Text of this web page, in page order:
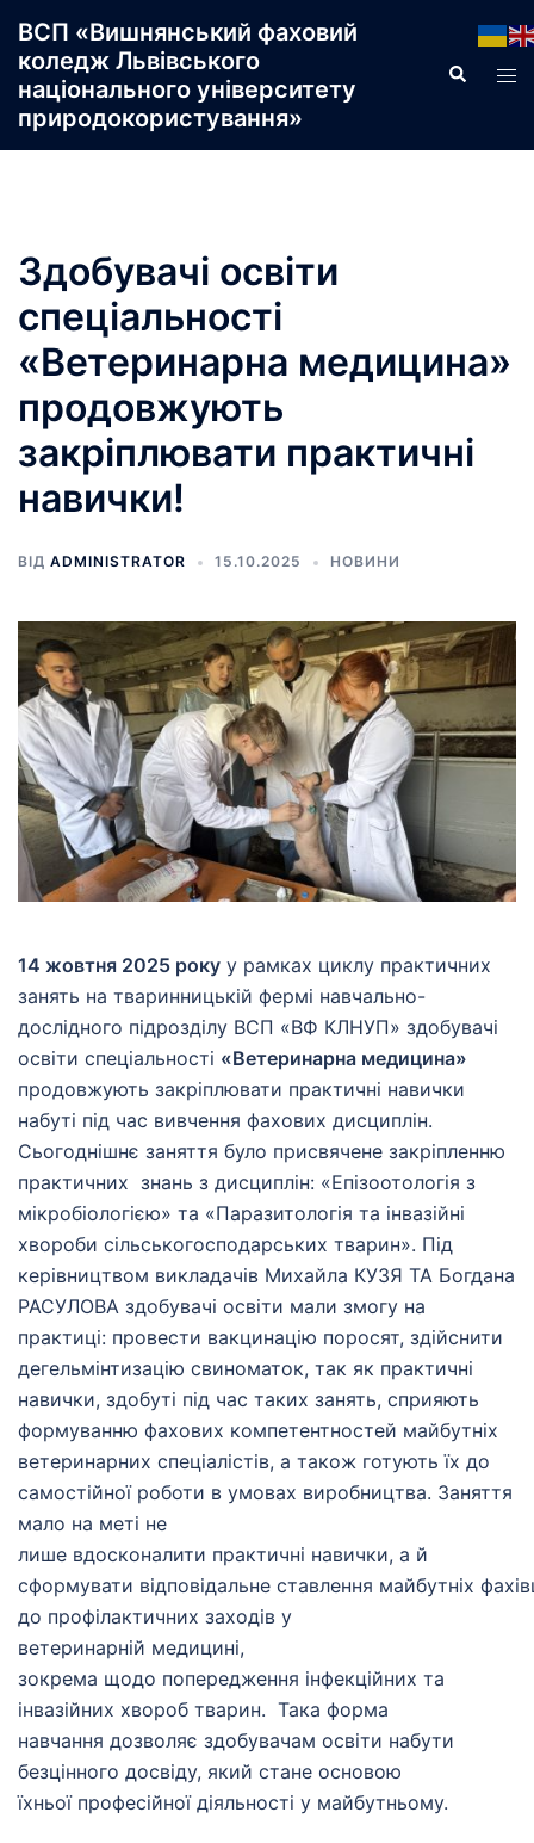
до
вмісту
ВСП «Вишнянський фаховий
коледж Львівського
національного університету
природокористування»
Пошук
Здобувачі освіти
спеціальності
«Ветеринарна медицина»
продовжують
закріплювати практичні
навички!
ВІД ADMINISTRATOR 15.10.2025 НОВИНИ
14 жовтня 2025 року у рамках циклу практичних
занять на тваринницькій фермі навчально-
дослідного підрозділу ВСП «ВФ КЛНУП» здобувачі
освіти спеціальності «Ветеринарна медицина»
продовжують закріплювати практичні навички
набуті під час вивчення фахових дисциплін.
Сьогоднішнє заняття було присвячене закріпленню
практичних знань з дисциплін: «Епізоотологія з
мікробіологією» та «Паразитологія та інвазійні
хвороби сільськогосподарських тварин». Під
керівництвом викладачів Михайла КУЗЯ ТА Богдана
РАСУЛОВА здобувачі освіти мали змогу на
практиці: провести вакцинацію поросят, здійснити
дегельмінтизацію свиноматок, так як практичні
навички, здобуті під час таких занять, сприяють
формуванню фахових компетентностей майбутніх
ветеринарних спеціалістів, а також готують їх до
самостійної роботи в умовах виробництва. Заняття
мало на меті не
лише вдосконалити практичні навички, а й
сформувати відповідальне ставлення майбутніх
до профілактичних заходів у
ветеринарній медицині,
зокрема щодо попередження інфекційних та
інвазійних хвороб тварин. Така форма
навчання дозволяє здобувачам освіти набути
безцінного досвіду, який стане основою
їхньої професійної діяльності у майбутньому.